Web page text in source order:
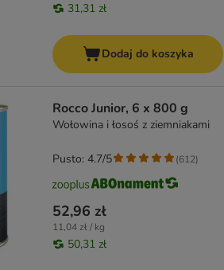
31,31 zł
Dodaj do koszyka
Rocco Junior, 6 x 800 g
Wołowina i łosoś z ziemniakami
52,96 zł
11,04 zł / kg
50,31 zł
Pusto: 4.7/5 (612)